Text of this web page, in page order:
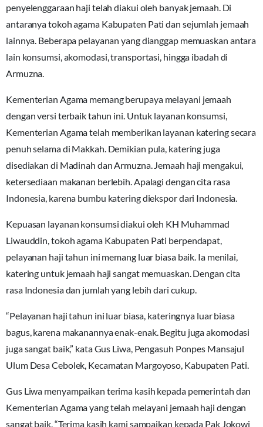
penyelenggaraan haji telah diakui oleh banyak jemaah. Di
antaranya tokoh agama Kabupaten Pati dan sejumlah jemaah
lainnya. Beberapa pelayanan yang dianggap memuaskan antara
lain konsumsi, akomodasi, transportasi, hingga ibadah di
Armuzna.
Kementerian Agama memang berupaya melayani jemaah
dengan versi terbaik tahun ini. Untuk layanan konsumsi,
Kementerian Agama telah memberikan layanan katering secara
penuh selama di Makkah. Demikian pula, katering juga
disediakan di Madinah dan Armuzna. Jemaah haji mengakui,
ketersediaan makanan berlebih. Apalagi dengan cita rasa
Indonesia, karena bumbu katering diekspor dari Indonesia.
Kepuasan layanan konsumsi diakui oleh KH Muhammad
Liwauddin, tokoh agama Kabupaten Pati berpendapat,
pelayanan haji tahun ini memang luar biasa baik. Ia menilai,
katering untuk jemaah haji sangat memuaskan. Dengan cita
rasa Indonesia dan jumlah yang lebih dari cukup.
“Pelayanan haji tahun ini luar biasa, kateringnya luar biasa
bagus, karena makanannya enak-enak. Begitu juga akomodasi
juga sangat baik,” kata Gus Liwa, Pengasuh Ponpes Mansajul
Ulum Desa Cebolek, Kecamatan Margoyoso, Kabupaten Pati.
Gus Liwa menyampaikan terima kasih kepada pemerintah dan
Kementerian Agama yang telah melayani jemaah haji dengan
sangat baik. “Terima kasih kami sampaikan kepada Pak Jokowi